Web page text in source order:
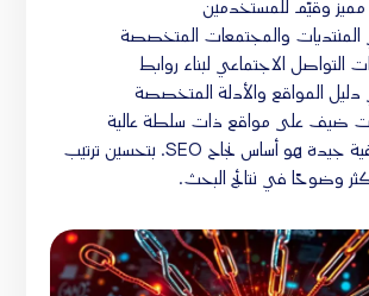
وقيّم للمستخدمين
والمجتمعات المتخصصة
التواصل الاجتماعي لبناء روابط
المواقع والأدلة المتخصصة
ضيف على مواقع ذات سلطة عالية
إن بناء روابط خلفية جيدة هو أساس نجاح SEO. بتحسين ترتيب
وضوحًا في نتائج البحث.